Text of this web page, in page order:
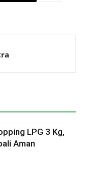
LPG 3 Kg,
Aman